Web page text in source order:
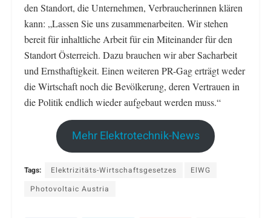
den Standort, die Unternehmen, Verbraucherinnen klären
kann: „Lassen Sie uns zusammenarbeiten. Wir stehen
bereit für inhaltliche Arbeit für ein Miteinander für den
Standort Österreich. Dazu brauchen wir aber Sacharbeit
und Ernsthaftigkeit. Einen weiteren PR-Gag erträgt weder
die Wirtschaft noch die Bevölkerung, deren Vertrauen in
die Politik endlich wieder aufgebaut werden muss.“
Mehr Elektrotechnik-News
Tags: Elektrizitäts-Wirtschaftsgesetzes
ElWG
Photovoltaic Austria